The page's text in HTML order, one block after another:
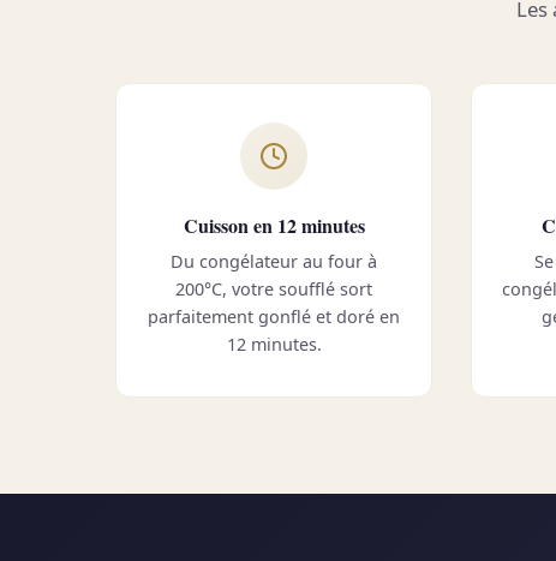
Cuisson en 12 minutes
Du congélateur au four à
200°C, votre soufflé sort
parfaitement gonflé et doré en
12 minutes.